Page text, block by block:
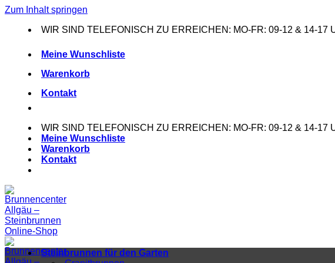
Zum Inhalt springen
WIR SIND TELEFONISCH ZU ERREICHEN: MO-FR: 09-12 & 14-17
Meine Wunschliste
Warenkorb
Kontakt
WIR SIND TELEFONISCH ZU ERREICHEN: MO-FR: 09-12 & 14-17
Meine Wunschliste
Warenkorb
Kontakt
Steinbrunnen für den Garten